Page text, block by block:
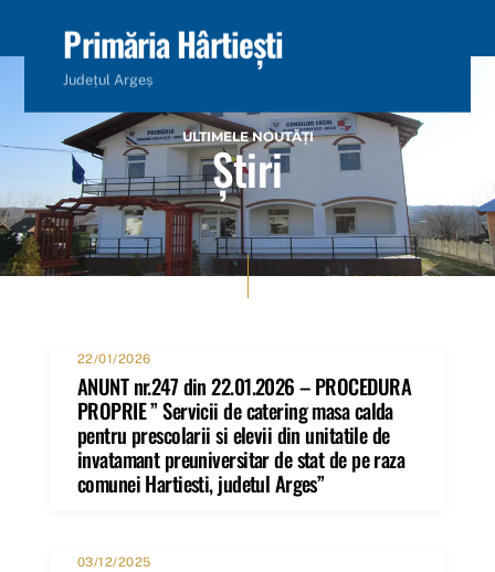
Primăria Hârtiești
Județul Argeș
ULTIMELE NOUTĂȚI
Știri
22/01/2026
ANUNT nr.247 din 22.01.2026 – PROCEDURA
PROPRIE ” Servicii de catering masa calda
pentru prescolarii si elevii din unitatile de
invatamant preuniversitar de stat de pe raza
comunei Hartiesti, judetul Arges”
03/12/2025